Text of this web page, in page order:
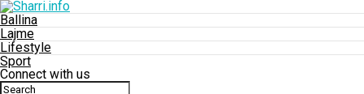
Ballina
Lajme
Lifestyle
Sport
Connect with us